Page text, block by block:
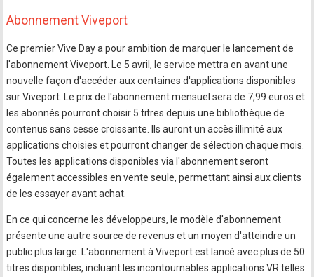
Abonnement Viveport
Ce premier Vive Day a pour ambition de marquer le lancement de
l'abonnement Viveport. Le 5 avril, le service mettra en avant une
nouvelle façon d'accéder aux centaines d'applications disponibles
sur Viveport. Le prix de l'abonnement mensuel sera de 7,99 euros et
les abonnés pourront choisir 5 titres depuis une bibliothèque de
contenus sans cesse croissante. Ils auront un accès illimité aux
applications choisies et pourront changer de sélection chaque mois.
Toutes les applications disponibles via l'abonnement seront
également accessibles en vente seule, permettant ainsi aux clients
de les essayer avant achat.
En ce qui concerne les développeurs, le modèle d'abonnement
présente une autre source de revenus et un moyen d'atteindre un
public plus large. L'abonnement à Viveport est lancé avec plus de 50
titres disponibles, incluant les incontournables applications VR telles